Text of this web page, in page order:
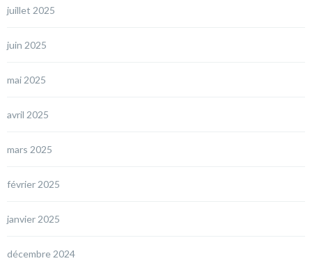
juillet 2025
juin 2025
mai 2025
avril 2025
mars 2025
février 2025
janvier 2025
décembre 2024